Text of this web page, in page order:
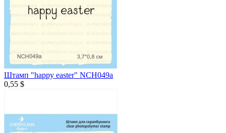
Штамп "happy easter" NCH049a
0,55 $